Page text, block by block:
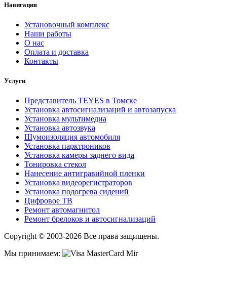
Навигация
Установочный комплекс
Наши работы
О нас
Оплата и доставка
Контакты
Услуги
Представитель TEYES в Томске
Установка автосигнализаций и автозапуска
Установка мультимедиа
Установка автозвука
Шумоизоляция автомобиля
Установка парктроников
Установка камеры заднего вида
Тонировка стекол
Нанесение антигравийной пленки
Установка видеорегистраторов
Установка подогрева сидений
Цифровое ТВ
Ремонт автомагнитол
Ремонт брелоков и автосигнализаций
Copyright © 2003-2026 Все права защищены.
Мы принимаем: